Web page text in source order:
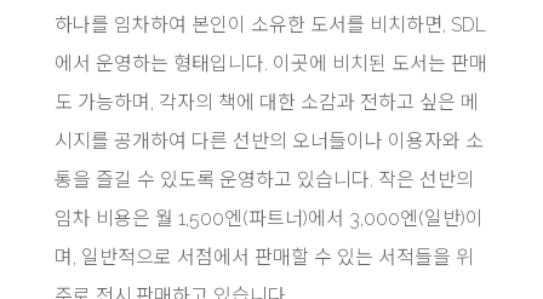
하나를 임차하여 본인이 소유한 도서를 비치하면, SDL
에서 운영하는 형태입니다. 이곳에 비치된 도서는 판매
도 가능하며, 각자의 책에 대한 소감과 전하고 싶은 메
시지를 공개하여 다른 선반의 오너들이나 이용자와 소
통을 즐길 수 있도록 운영하고 있습니다. 작은 선반의
임차 비용은 월 1,500엔(파트너)에서 3,000엔(일반)이
며, 일반적으로 서점에서 판매할 수 있는 서적들을 위